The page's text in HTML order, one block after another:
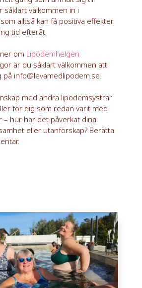
såklart välkommen in i
alltså kan få positiva effekter
tid efteråt.
om Lipödemhelgen.
är du såklart välkommen att
på info@levamedlipodem.se.
med andra lipödemsystrar
för dig som redan varit med
– hur har det påverkat dina
eller utanförskap? Berätta